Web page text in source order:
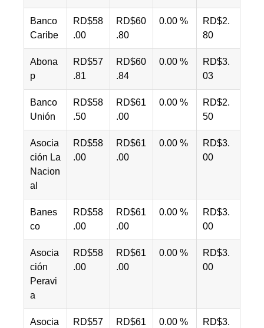
Banco
Caribe
RD$58
.00
RD$60
.80
0.00 %
RD$2.
80
Abona
p
RD$57
.81
RD$60
.84
0.00 %
RD$3.
03
Banco
Unión
RD$58
.50
RD$61
.00
0.00 %
RD$2.
50
Asocia
ción La
Nacion
al
RD$58
.00
RD$61
.00
0.00 %
RD$3.
00
Banes
co
RD$58
.00
RD$61
.00
0.00 %
RD$3.
00
Asocia
ción
Peravi
a
RD$58
.00
RD$61
.00
0.00 %
RD$3.
00
Asocia
RD$57
RD$61
0.00 %
RD$3.